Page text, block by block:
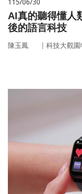
AI真的聽得懂人
後的語言科技
陳玉鳳 ｜ 科技大觀